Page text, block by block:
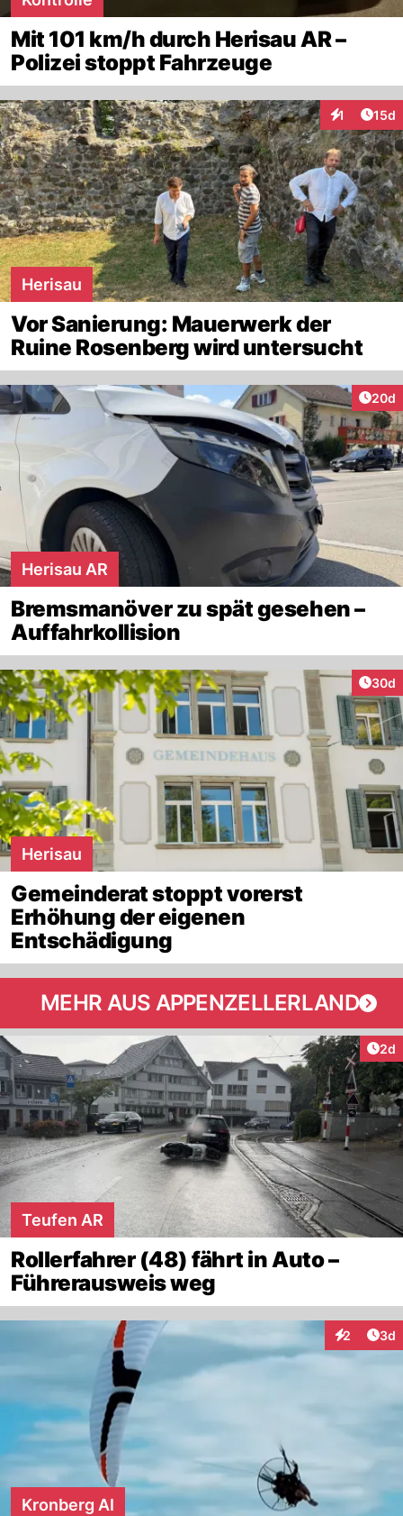
Mit 101 km/h durch Herisau AR –
Polizei stoppt Fahrzeuge
1 15d
Herisau
Vor Sanierung: Mauerwerk der
Ruine Rosenberg wird untersucht
20d
Herisau AR
Bremsmanöver zu spät gesehen –
Auffahrkollision
30d
Herisau
Gemeinderat stoppt vorerst
Erhöhung der eigenen
Entschädigung
MEHR AUS APPENZELLERLAND
2d
Teufen AR
Rollerfahrer (48) fährt in Auto –
Führerausweis weg
2 3d
Kronberg AI